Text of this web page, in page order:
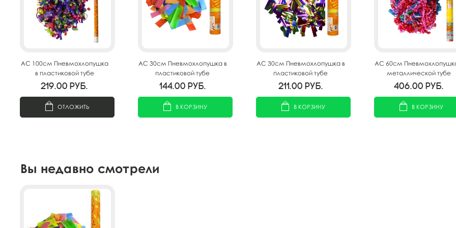
AC 100см Пневмохлопушка
в пластиковой тубе
219.00 руб.
ОТЛОЖИТЬ
AC 30см Пневмохлопушка в
пластиковой тубе
144.00 руб.
В КОРЗИНУ
AC 30см Пневмохлопушка в
пластиковой тубе
фольгированное конфетти
211.00 руб.
В КОРЗИНУ
AC 60см
металлической тубе
Водопад, серпантин
406.00 руб.
В КОРЗИНУ
Вы недавно смотрели